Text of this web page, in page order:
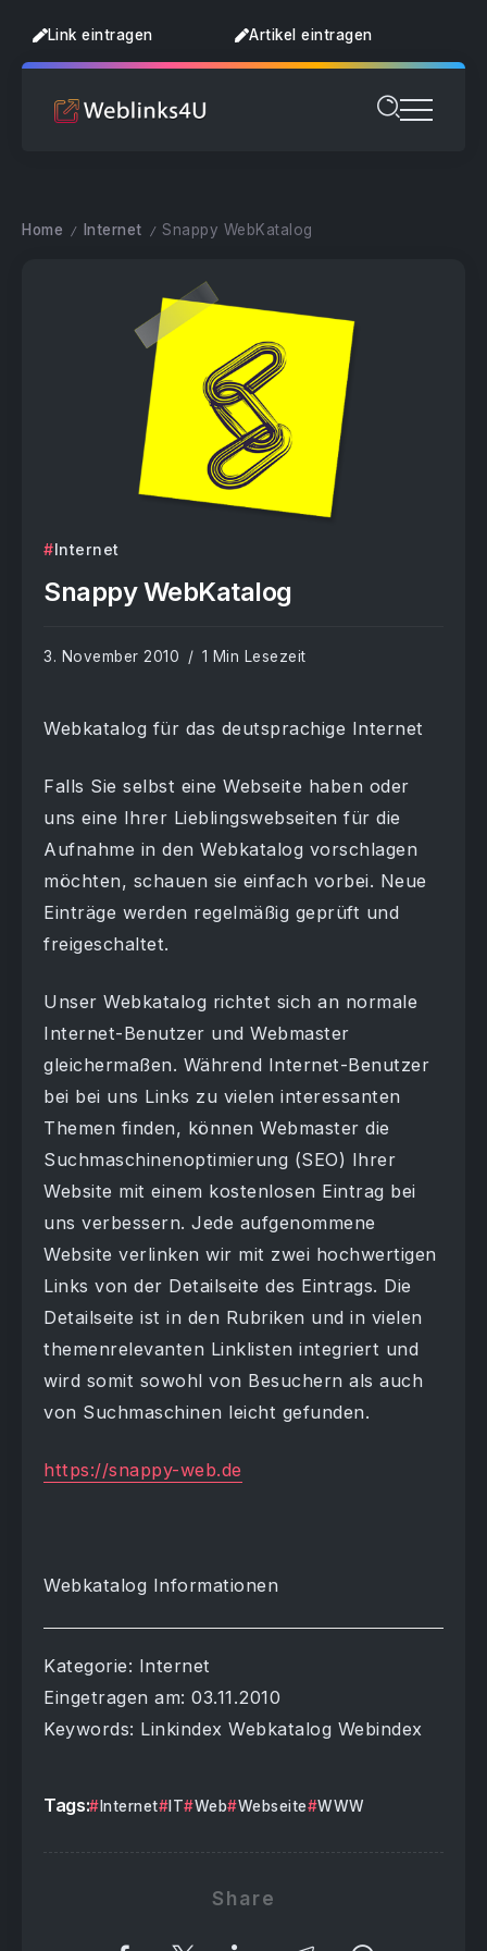
Link eintragen Artikel eintragen
Home / Internet / Snappy WebKatalog
Internet
Snappy WebKatalog
3. November 2010 1 Min Lesezeit
Webkatalog für das deutsprachige Internet
Falls Sie selbst eine Webseite haben oder
uns eine Ihrer Lieblingswebseiten für die
Aufnahme in den Webkatalog vorschlagen
möchten, schauen sie einfach vorbei. Neue
Einträge werden regelmäßig geprüft und
freigeschaltet.
Unser Webkatalog richtet sich an normale
Internet-Benutzer und Webmaster
gleichermaßen. Während Internet-Benutzer
bei bei uns Links zu vielen interessanten
Themen finden, können Webmaster die
Suchmaschinenoptimierung (SEO) Ihrer
Website mit einem kostenlosen Eintrag bei
uns verbessern. Jede aufgenommene
Website verlinken wir mit zwei hochwertigen
Links von der Detailseite des Eintrags. Die
Detailseite ist in den Rubriken und in vielen
themenrelevanten Linklisten integriert und
wird somit sowohl von Besuchern als auch
von Suchmaschinen leicht gefunden.
https://snappy-web.de
Webkatalog Informationen
Kategorie: Internet
Eingetragen am: 03.11.2010
Keywords: Linkindex Webkatalog Webindex
Tags: Internet IT Web Webseite WWW
Share